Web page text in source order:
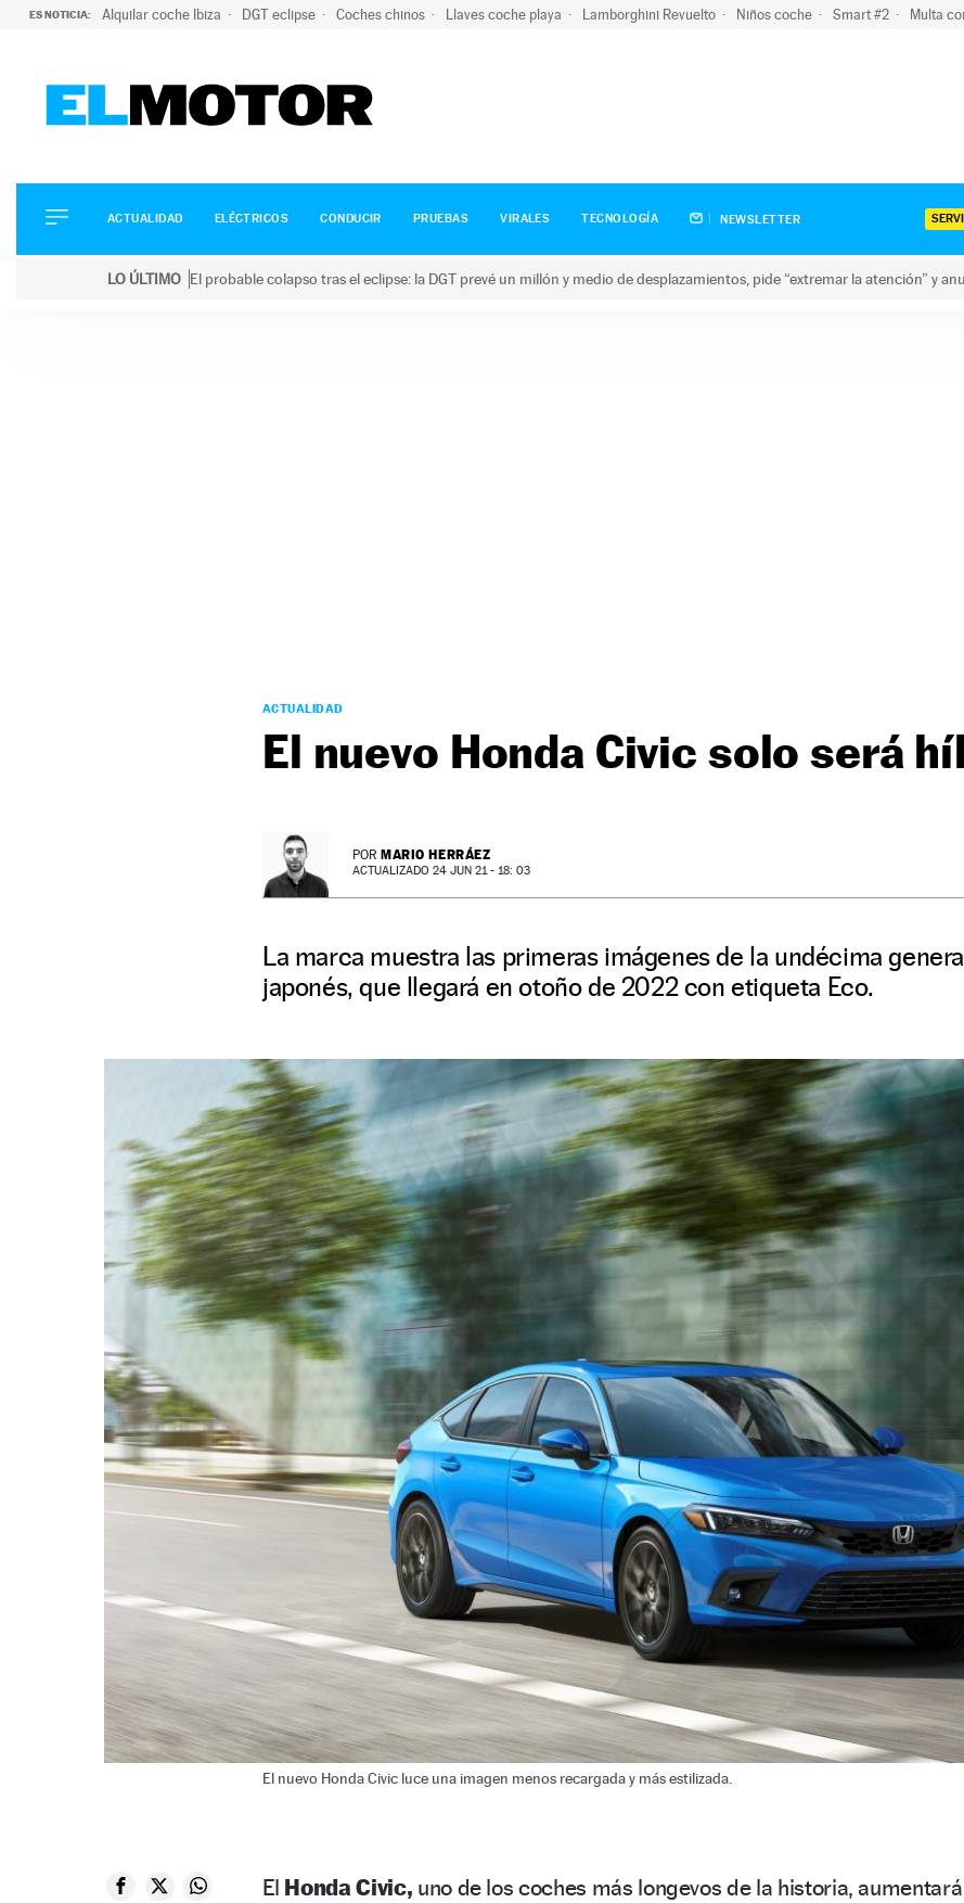
ES NOTICIA: Alquilar coche Ibiza DGT eclipse Coches chinos Llaves coche playa Lamborghini Revuelto Niños coche Smart #2 Multa
ELÉCTRICOS
CONDUCIR
ACTUALIDAD ELÉCTRICOS CONDUCIR PRUEBAS VIRALES TECNOLOGÍA NEWSLETTER
LO ÚLTIMO El probable colapso tras el eclipse: la DGT prevé un millón y medio de desplazamientos, pide “extremar la atención” y
ACTUALIDAD
El nuevo Honda Civic solo será
POR MARIO HERRÁEZ
ACTUALIZADO 24 JUN 21 - 18: 03
La marca muestra las primeras imágenes de la undécima
japonés, que llegará en otoño de 2022 con etiqueta Eco.
El nuevo Honda Civic luce una imagen menos recargada y más estilizada.
El Honda Civic, uno de los coches más longevos de la historia, aumentará